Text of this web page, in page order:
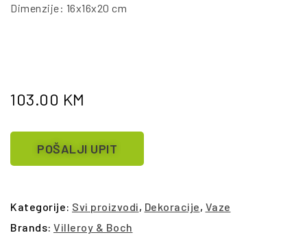
Dimenzije: 16x16x20 cm
103.00 KM
POŠALJI UPIT
Kategorije: Svi proizvodi, Dekoracije, Vaze
Brands: Villeroy & Boch